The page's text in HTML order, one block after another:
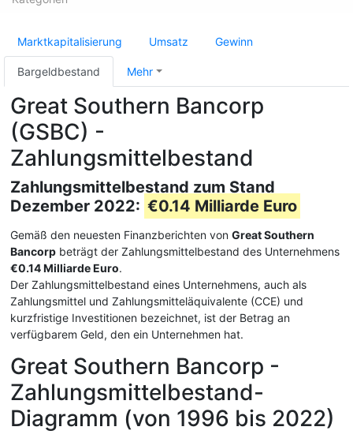
Marktkapitalisierung Umsatz Gewinn
Bargeldbestand Mehr
Great Southern Bancorp
(GSBC) -
Zahlungsmittelbestand
Zahlungsmittelbestand zum Stand
Dezember 2022: €0.14 Milliarde Euro
Gemäß den neuesten Finanzberichten von Great Southern
Bancorp beträgt der Zahlungsmittelbestand des Unternehmens
€0.14 Milliarde Euro.
Der Zahlungsmittelbestand eines Unternehmens, auch als
Zahlungsmittel und Zahlungsmitteläquivalente (CCE) und
kurzfristige Investitionen bezeichnet, ist der Betrag an
verfügbarem Geld, den ein Unternehmen hat.
Great Southern Bancorp -
Zahlungsmittelbestand-
Diagramm (von 1996 bis 2022)